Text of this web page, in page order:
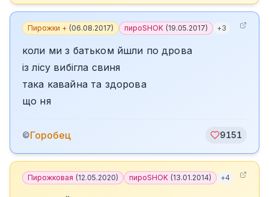
Пирожки + (06.08.2017) пироSHOK (19.05.2017) +3
коли ми з батьком йшли по дрова
із лісу вибігла свиня
така кавайна та здорова
що ня
©Горобец 9151
Пирожковая (12.05.2020) пироSHOK (13.01.2014) +4